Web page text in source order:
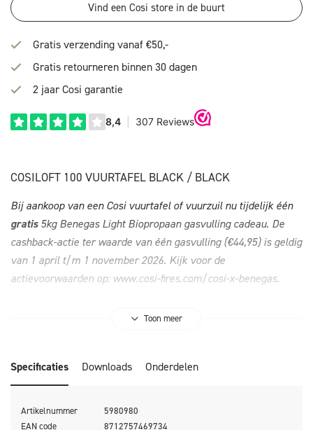
Vind een Cosi store in de buurt
Gratis verzending vanaf €50,-
Gratis retourneren binnen 30 dagen
2 jaar Cosi garantie
COSILOFT 100 VUURTAFEL BLACK / BLACK
Bij aankoop van een Cosi vuurtafel of vuurzuil nu tijdelijk één
gratis5kg Benegas Light Biopropaan gasvulling cadeau. De
cashback-actie ter waarde van één gasvulling (€44,95) is geldig
van 1 april t/m 1 november 2026. Kijk voor de
actievoorwaarden op: www.cosi-fires.com/cosi-x-benegas.
helemaal naar jouw smaak kan samenstellen. Deze nieuwe
collectie van Cosi is een evolutie in de vuurtafels.
De Cosiloft beschikt over een mooi, opengewerkt aluminium
Toon meer
Specificaties Downloads Onderdelen
Artikelnummer
5980980
EAN code
8712757469734